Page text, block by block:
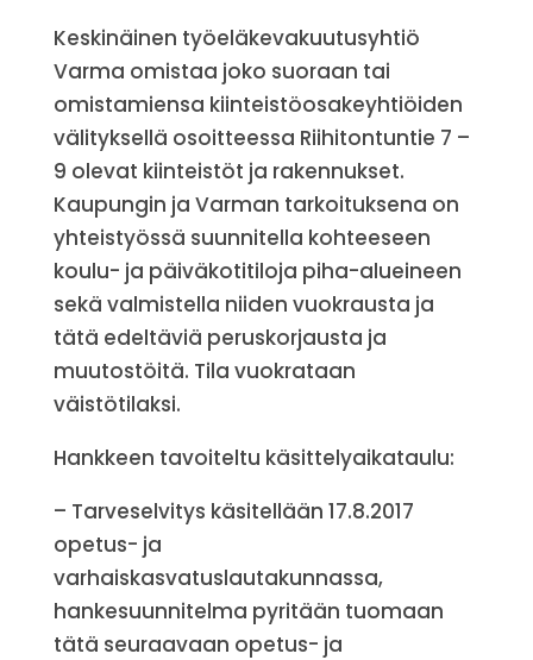
Keskinäinen työeläkevakuutusyhtiö
Varma omistaa joko suoraan tai
omistamiensa kiinteistöosakeyhtiöiden
välityksellä osoitteessa Riihitontuntie 7 –
9 olevat kiinteistöt ja rakennukset.
Kaupungin ja Varman tarkoituksena on
yhteistyössä suunnitella kohteeseen
koulu- ja päiväkotitiloja piha-alueineen
sekä valmistella niiden vuokrausta ja
tätä edeltäviä peruskorjausta ja
muutostöitä. Tila vuokrataan
väistötilaksi.
Hankkeen tavoiteltu käsittelyaikataulu:
– Tarveselvitys käsitellään 17.8.2017
opetus- ja
varhaiskasvatuslautakunnassa,
hankesuunnitelma pyritään tuomaan
tätä seuraavaan opetus- ja